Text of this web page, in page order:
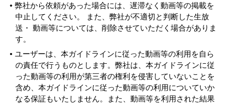
弊社から依頼があった場合には、遅滞なく動画等の掲載を
中止してください。 また、弊社が不適切と判断した生放
送・ 動画等については、削除させていただく場合がありま
す。
ユーザーは、本ガイドラインに従った動画等の利用を自ら
の責任で行うものとします。弊社は、本ガイドラインに従
った動画等の利用が第三者の権利を侵害していないことを
含め、本ガイドラインに従った動画等の利用についていか
なる保証もいたしません。また、動画等を利用された結果